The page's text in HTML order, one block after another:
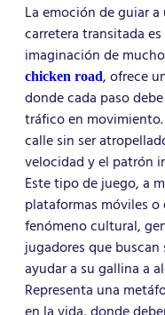
La emoción de guiar
carretera transitada
imaginación de
chicken road, ofrece
donde cada paso
tráfico en
calle sin ser
velocidad y el patrón
Este tipo de juego, a
plataformas móviles
fenómeno cultural,
jugadores que
ayudar a su gallina a
Representa una